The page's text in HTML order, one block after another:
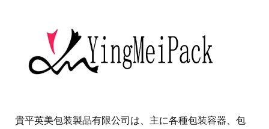
貴平英美包装製品有限公司は、主に各種包装容器、包